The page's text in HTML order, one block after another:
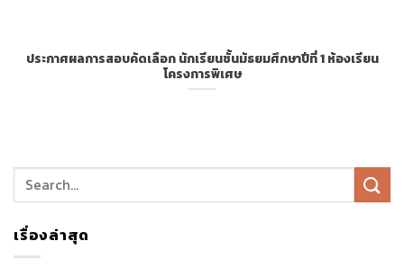
ประกาศผลการสอบคัดเลือก นักเรียนชั้นมัธยมศึกษาปีที่ 1 ห้องเรียน
โครงการพิเศษ
เรื่องล่าสุด